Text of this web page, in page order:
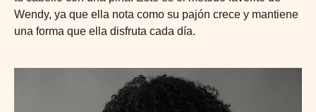
Wendy, ya que ella nota como su pajón crece y mantiene
una forma que ella disfruta cada día.